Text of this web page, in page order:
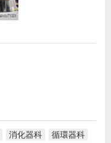
消化器科
循環器科